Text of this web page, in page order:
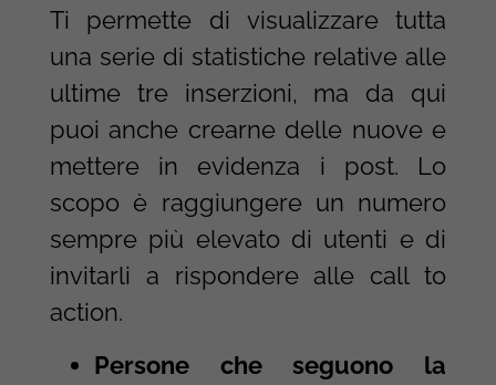
Ti permette di visualizzare tutta
una serie di statistiche relative alle
ultime tre inserzioni, ma da qui
puoi anche crearne delle nuove e
mettere in evidenza i post. Lo
scopo è raggiungere un numero
sempre più elevato di utenti e di
invitarli a rispondere alle call to
action.
Persone che seguono la